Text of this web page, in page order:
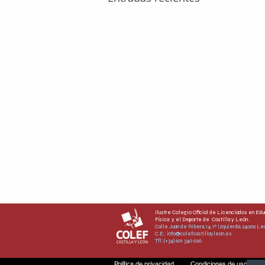
Ilustre Colegio Oficial de Licenciados en
Física y el Deporte de Castilla y León.
Calle Juan de Ribera, 14, 1º izquierda, 24009
C.E.: info@colefcastillayleon.es
Tfl: (+34) 601 340 020